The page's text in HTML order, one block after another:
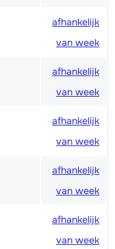
afhankelijk
van week
afhankelijk
van week
afhankelijk
van week
afhankelijk
van week
afhankelijk
van week